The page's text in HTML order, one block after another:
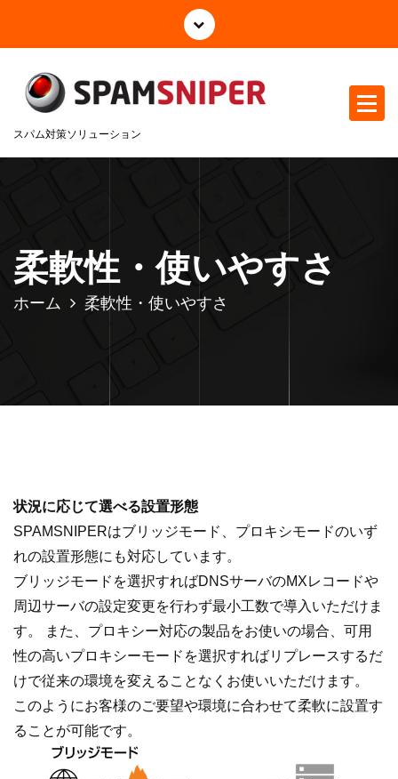
テ
キ
スパム対策ソリューション
柔軟性・使いやすさ
ホーム 柔軟性・使いやすさ
状況に応じて選べる設置形態
SPAMSNIPERはブリッジモード、プロキシモードのいず
れの設置形態にも対応しています。
ブリッジモードを選択すればDNSサーバのMXレコードや
周辺サーバの設定変更を行わず最小工数で導入いただけま
す。 また、プロキシー対応の製品をお使いの場合、可用
性の高いプロキシーモードを選択すればリプレースするだ
けで従来の環境を変えることなくお使いいただけます。
このようにお客様のご要望や環境に合わせて柔軟に設置す
ることが可能です。